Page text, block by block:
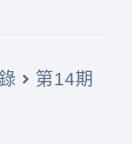
第14期